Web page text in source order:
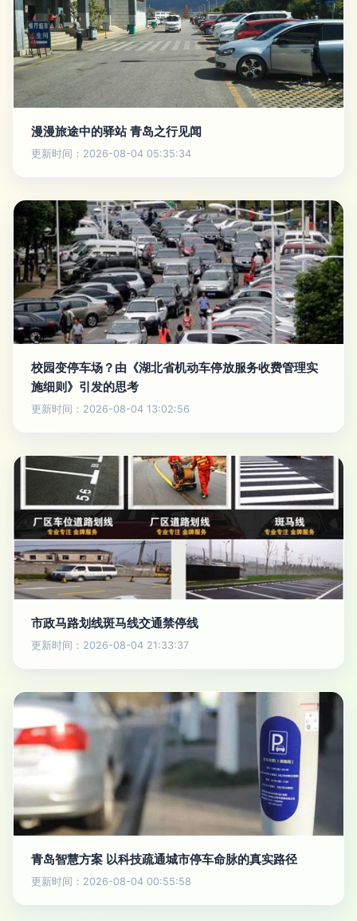
漫漫旅途中的驿站 青岛之行见闻
更新时间：2026-08-04 05:35:34
校园变停车场？由《湖北省机动车停放服务收费管理实
施细则》引发的思考
更新时间：2026-08-04 13:02:56
市政马路划线斑马线交通禁停线
更新时间：2026-08-04 21:33:37
青岛智慧方案 以科技疏通城市停车命脉的真实路径
更新时间：2026-08-04 00:55:58